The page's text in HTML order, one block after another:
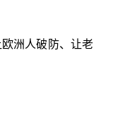
洲人破防、让老